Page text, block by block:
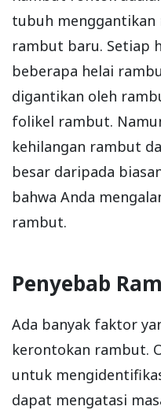
tubuh
rambut baru. Setiap
beberapa helai
digantikan oleh
folikel rambut.
kehilangan rambut
besar daripada
bahwa Anda
rambut.
Penyebab
Ada banyak faktor
kerontokan rambut.
untuk
dapat mengatasi